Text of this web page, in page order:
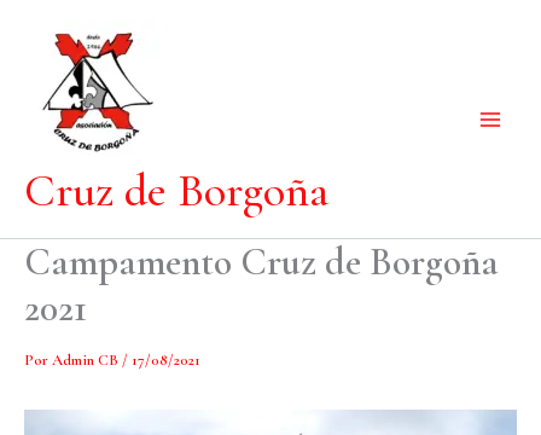
contenido
Cruz de Borgoña
Campamento Cruz de Borgoña
2021
PorAdmin CB / 17/08/2021